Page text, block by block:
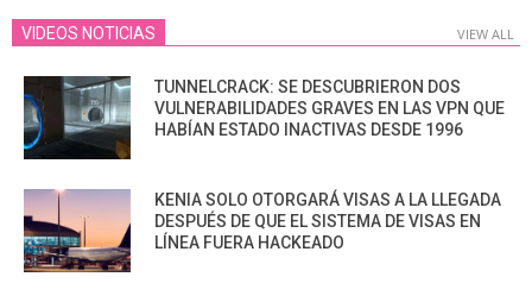
VIDEOS NOTICIAS VIEW ALL
TUNNELCRACK: SE DESCUBRIERON DOS
VULNERABILIDADES GRAVES EN LAS VPN QUE
HABÍAN ESTADO INACTIVAS DESDE 1996
KENIA SOLO OTORGARÁ VISAS A LA LLEGADA
DESPUÉS DE QUE EL SISTEMA DE VISAS EN
LÍNEA FUERA HACKEADO